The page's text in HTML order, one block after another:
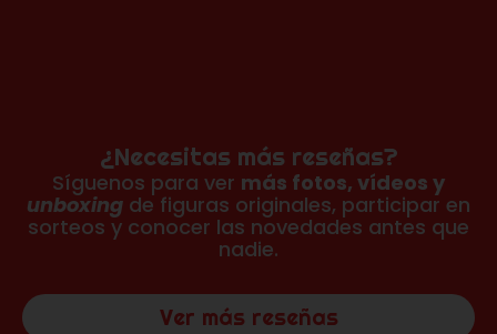
¿Necesitas más reseñas?
Síguenos para ver más fotos, vídeos y
unboxing de figuras originales, participar en
sorteos y conocer las novedades antes que
nadie.
Ver más reseñas